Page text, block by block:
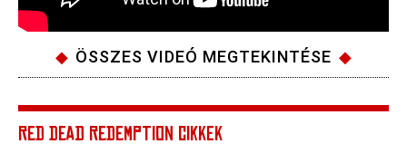
ÖSSZES VIDEÓ MEGTEKINTÉSE
RED DEAD REDEMPTION CIKKEK